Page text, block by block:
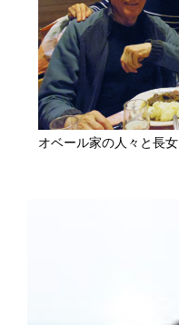
オベール家の人々と長女